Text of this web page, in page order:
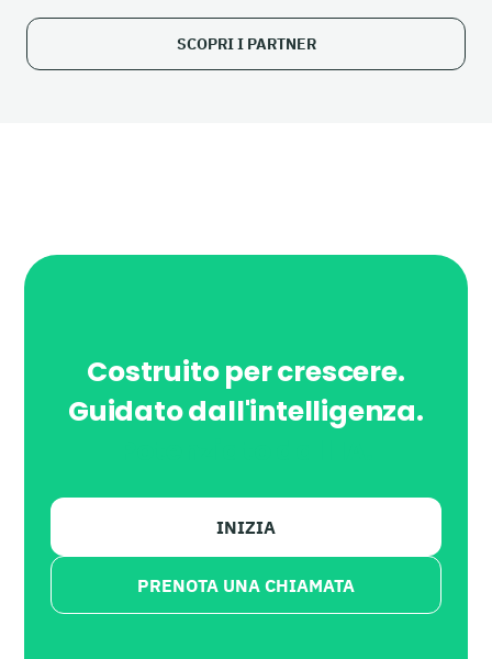
SCOPRI I PARTNER
Costruito per crescere.
Guidato dall'intelligenza.
INIZIA
PRENOTA UNA CHIAMATA